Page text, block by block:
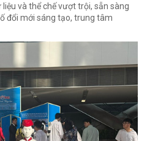
và thể chế vượt trội, sẵn sàng
đổi mới sáng tạo, trung tâm